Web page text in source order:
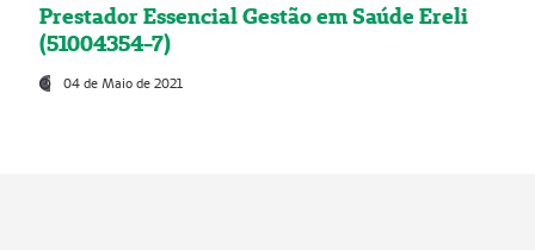
Prestador Essencial Gestão em Saúde Ereli
(51004354-7)
04 de Maio de 2021